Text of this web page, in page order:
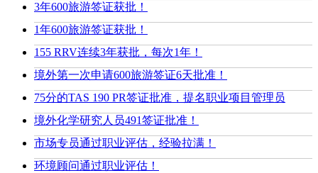
3年600旅游签证获批！
1年600旅游签证获批！
155 RRV连续3年获批，每次1年！
境外第一次申请600旅游签证6天批准！
75分的TAS 190 PR签证批准，提名职业项目管理员
境外化学研究人员491签证批准！
市场专员通过职业评估，经验拉满！
环境顾问通过职业评估！